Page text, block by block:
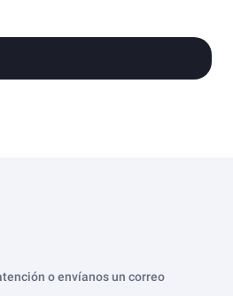
o envíanos un correo